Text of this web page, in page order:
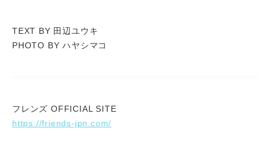
TEXT BY 田辺ユウキ
PHOTO BY ハヤシマコ
フレンズ OFFICIAL SITE
https://friends-jpn.com/